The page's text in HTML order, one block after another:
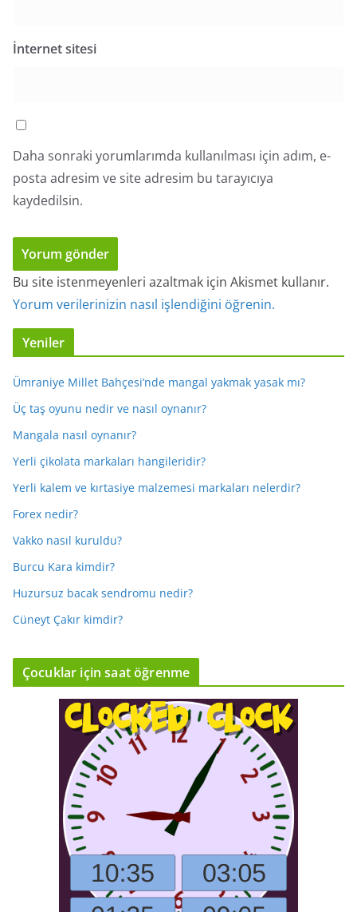
İnternet sitesi
Daha sonraki yorumlarımda kullanılması için adım, e-
posta adresim ve site adresim bu tarayıcıya
kaydedilsin.
Bu site istenmeyenleri azaltmak için Akismet kullanır.
Yorum verilerinizin nasıl işlendiğini öğrenin.
Yeniler
Ümraniye Millet Bahçesi’nde mangal yakmak yasak mı?
Üç taş oyunu nedir ve nasıl oynanır?
Mangala nasıl oynanır?
Yerli çikolata markaları hangileridir?
Yerli kalem ve kırtasiye malzemesi markaları nelerdir?
Forex nedir?
Vakko nasıl kuruldu?
Burcu Kara kimdir?
Huzursuz bacak sendromu nedir?
Cüneyt Çakır kimdir?
Çocuklar için saat öğrenme